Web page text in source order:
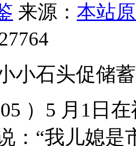
来源： 本站
小石头促储蓄
）5 月1日
：“我儿媳是